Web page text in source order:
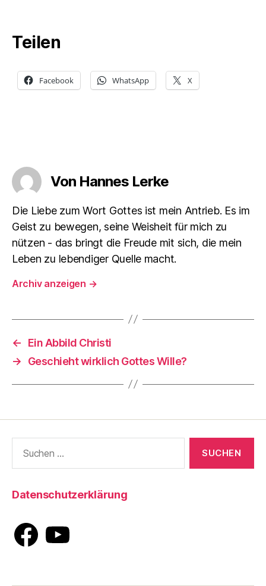
Teilen
Facebook WhatsApp X
Von Hannes Lerke
Die Liebe zum Wort Gottes ist mein Antrieb. Es im
Geist zu bewegen, seine Weisheit für mich zu
nützen - das bringt die Freude mit sich, die mein
Leben zu lebendiger Quelle macht.
Archiv anzeigen →
←
Ein Abbild Christi
→
Geschieht wirklich Gottes Wille?
nach:
Datenschutzerklärung
FacebookYouTube